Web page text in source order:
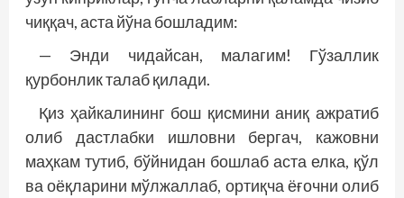
чиққач, аста йўна бошладим:
— Энди чидайсан, малагим! Гўзаллик
қурбонлик талаб қилади.
Қиз ҳайкалининг бош қисмини аниқ ажратиб
олиб дастлабки ишловни бергач, кажовни
маҳкам тутиб, бўйнидан бошлаб аста елка, қўл
ва оёқларини мўлжаллаб, ортиқча ёғочни олиб